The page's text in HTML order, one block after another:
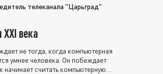
телеканала "Царьград"
века
не тогда, когда компьютерная
умнее человека. Он побеждает
начинает считать компьютерную